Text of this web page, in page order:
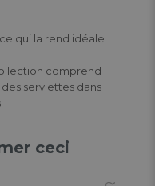
, ce qui la rend idéale
comprend
serviettes dans
ceci